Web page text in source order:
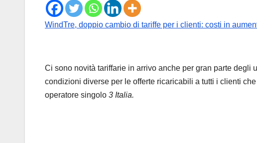
WindTre, doppio cambio di tariffe per i clienti: costi in
Ci sono novità tariffarie in arrivo anche per gran parte degli
condizioni diverse per le offerte ricaricabili a tutti i clienti
operatore singolo 3 Italia.